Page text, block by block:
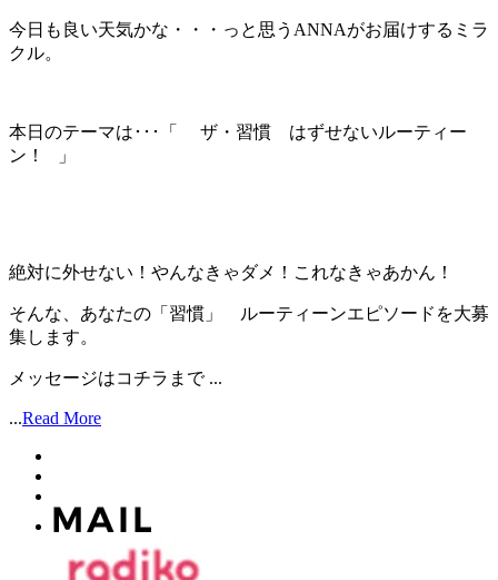
今日も良い天気かな・・・っと思うANNAがお届けするミラ
クル。
本日のテーマは･･･「 ザ・習慣 はずせないルーティー
ン！ 」
絶対に外せない！やんなきゃダメ！これなきゃあかん！
そんな、あなたの「習慣」 ルーティーンエピソードを大募
集します。
メッセージはコチラまで ...
...Read More